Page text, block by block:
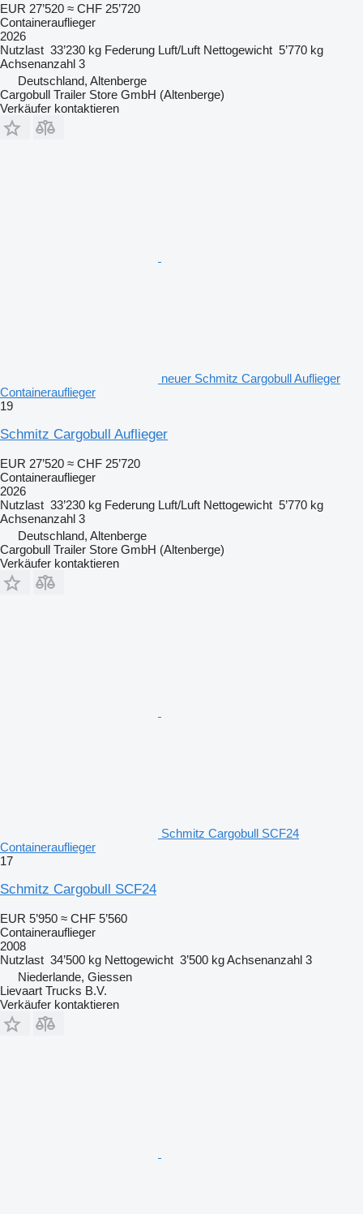
EUR 27’520 ≈ CHF 25’720
Containerauflieger
2026
Nutzlast 33’230 kg Federung Luft/Luft Nettogewicht 5’770 kg
Achsenanzahl 3
Deutschland, Altenberge
Cargobull Trailer Store GmbH (Altenberge)
Verkäufer kontaktieren
neuer Schmitz Cargobull Auflieger
Containerauflieger
19
Schmitz Cargobull Auflieger
EUR 27’520 ≈ CHF 25’720
Containerauflieger
2026
Nutzlast 33’230 kg Federung Luft/Luft Nettogewicht 5’770 kg
Achsenanzahl 3
Deutschland, Altenberge
Cargobull Trailer Store GmbH (Altenberge)
Verkäufer kontaktieren
Schmitz Cargobull SCF24
Containerauflieger
17
Schmitz Cargobull SCF24
EUR 5’950 ≈ CHF 5’560
Containerauflieger
2008
Nutzlast 34’500 kg Nettogewicht 3’500 kgAchsenanzahl 3
Niederlande, Giessen
Lievaart Trucks B.V.
Verkäufer kontaktieren